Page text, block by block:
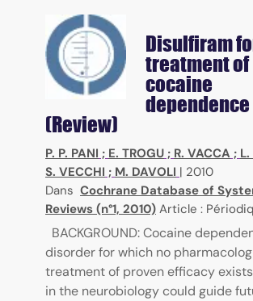
Disulfiram
treatment of
cocaine
dependence
(Review)
P. P. PANI ; E. TROGU ; R. VACCA ;
S. VECCHI ; M. DAVOLI | 2010
Dans Cochrane Database of
Reviews (n°1, 2010) Article :
BACKGROUND: Cocaine
disorder for which no
treatment of proven efficacy
in the neurobiology could guide